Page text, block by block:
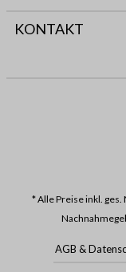
KONTAKT
* Alle Preise inkl.
AGB &